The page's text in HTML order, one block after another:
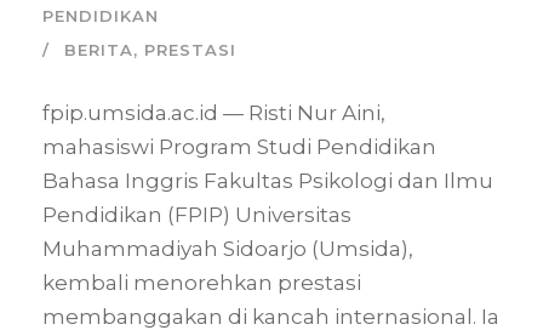
PENDIDIKAN
BERITA, PRESTASI
fpip.umsida.ac.id — Risti Nur Aini,
mahasiswi Program Studi Pendidikan
Bahasa Inggris Fakultas Psikologi dan Ilmu
Pendidikan (FPIP) Universitas
Muhammadiyah Sidoarjo (Umsida),
kembali menorehkan prestasi
membanggakan di kancah internasional. Ia